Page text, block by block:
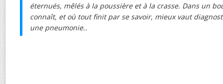
éternués, mêlés à la poussière et à la crasse. Dans un
connaît, et où tout finit par se savoir, mieux vaut
une pneumonie..